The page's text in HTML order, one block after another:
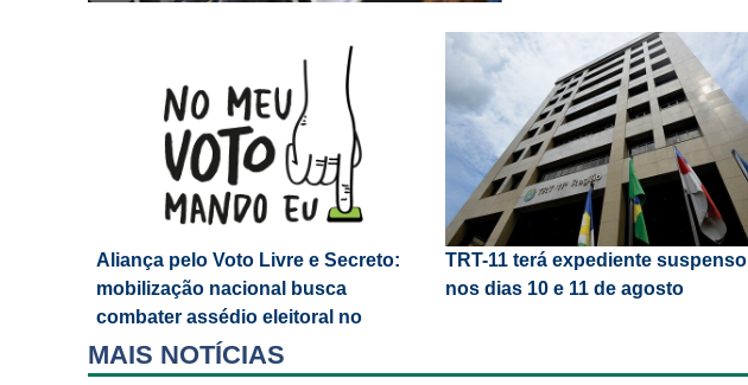
Enviar email
Aliança pelo Voto Livre e Secreto:
mobilização nacional busca
combater assédio eleitoral no
trabalho
TRT-11 terá expediente suspenso
nos dias 10 e 11 de agosto
MAIS NOTÍCIAS